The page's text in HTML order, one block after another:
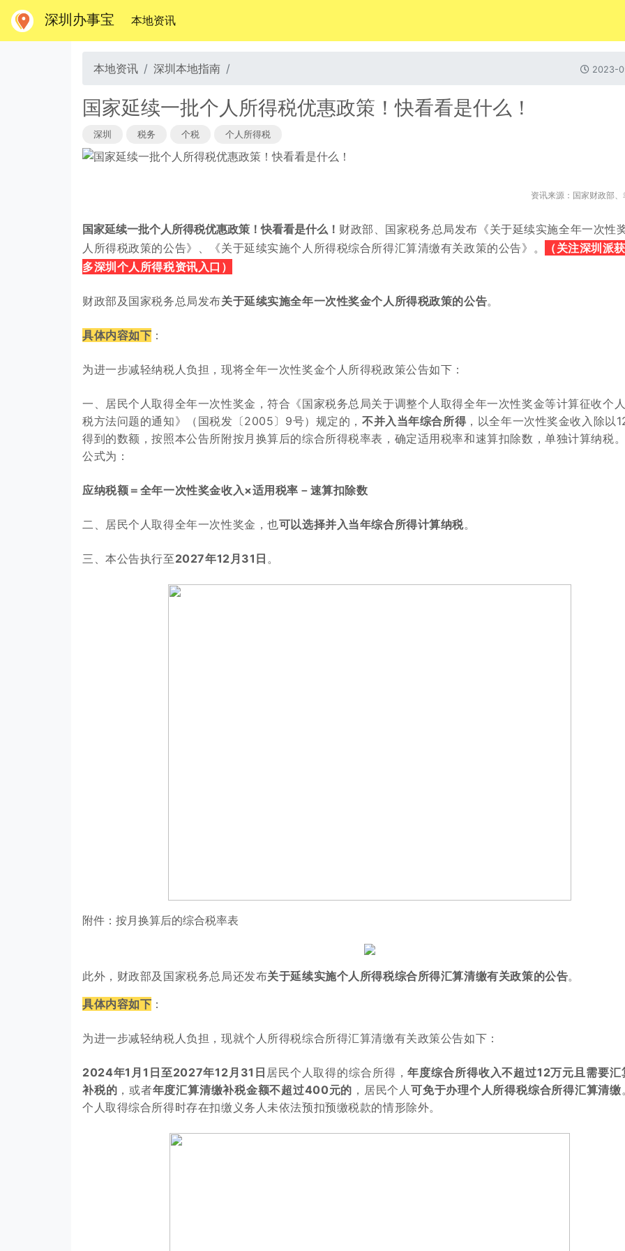
深圳办事宝 本地资讯(当前)
本地资讯 深圳本地指南 2023-
国家延续一批个人所得税优惠政策！快看看是什么！
深圳 税务 个税 个人所得税
资讯来源：国家财政部
国家延续一批个人所得税优惠政策！快看看是什么！ 财政部、国家税务总局发布《关于延续实施全年一次性
人所得税政策的公告》、 《关于延续实施个人所得税综合所得汇算清缴有关政策的公告》。
（关注深圳派
多深圳个人所得税资讯入口 ）
财政部及国家税务总局发布关于延续实施全年一次性奖金个人所得税政策的公告。
具体内容如下 ：
为进一步减轻纳税人负担，现将全年一次性奖金个人所得税政策公告如下：
一、居民个人取得全年一次性奖金，符合《国家税务总局关于调整个人取得全年一次性奖金等计算征收个
税方法问题的通知》（国税发〔2005〕9号）规定的，不并入当年综合所得 ，以全年一次性奖金收入除以
得到的数额，按照本公告所附按月换算后的综合所得税率表，确定适用税率和速算扣除数，单独计算纳税
公式为：
应纳税额＝全年一次性奖金收入×适用税率－速算扣除数
二、居民个人取得全年一次性奖金，也可以选择并入当年综合所得计算纳税。
三、本公告执行至2027年12月31日 。
附件：按月换算后的综合税率表
此外，财政部及国家税务总局还发布关于延续实施个人所得税综合所得汇算清缴有关政策的公告。
具体内容如下 ：
为进一步减轻纳税人负担，现就个人所得税综合所得汇算清缴有关政策公告如下：
2024年1月1日至2027年12月31日 居民个人取得的综合所得，年度综合所得收入不超过12万元且需要汇
补税的 ，或者年度汇算清缴补税金额不超过400元的 ，居民个人可免于办理个人所得税综合所得汇算清缴
个人取得综合所得时存在扣缴义务人未依法预扣预缴税款的情形除外。